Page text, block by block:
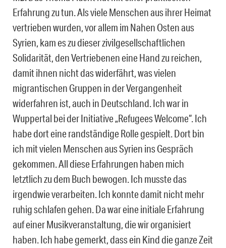
Erfahrung zu tun. Als viele Menschen aus ihrer Heimat
vertrieben wurden, vor allem im Nahen Osten aus
Syrien, kam es zu dieser zivilgesellschaftlichen
Solidarität, den Vertriebenen eine Hand zu reichen,
damit ihnen nicht das widerfährt, was vielen
migrantischen Gruppen in der Vergangenheit
widerfahren ist, auch in Deutschland. Ich war in
Wuppertal bei der Initiative „Refugees Welcome“. Ich
habe dort eine randständige Rolle gespielt. Dort bin
ich mit vielen Menschen aus Syrien ins Gespräch
gekommen. All diese Erfahrungen haben mich
letztlich zu dem Buch bewogen. Ich musste das
irgendwie verarbeiten. Ich konnte damit nicht mehr
ruhig schlafen gehen. Da war eine initiale Erfahrung
auf einer Musikveranstaltung, die wir organisiert
haben. Ich habe gemerkt, dass ein Kind die ganze Zeit